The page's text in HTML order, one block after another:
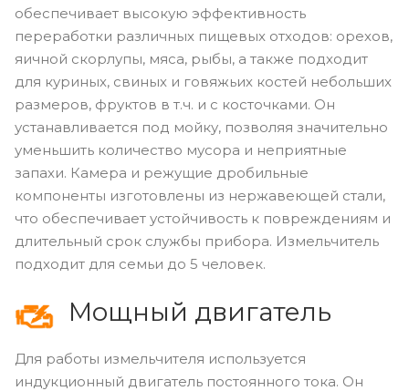
обеспечивает высокую эффективность
переработки различных пищевых отходов: орехов,
яичной скорлупы, мяса, рыбы, а также подходит
для куриных, свиных и говяжьих костей небольших
размеров, фруктов в т.ч. и с косточками. Он
устанавливается под мойку, позволяя значительно
уменьшить количество мусора и неприятные
запахи. Камера и режущие дробильные
компоненты изготовлены из нержавеющей стали,
что обеспечивает устойчивость к повреждениям и
длительный срок службы прибора. Измельчитель
подходит для семьи до 5 человек.
Мощный двигатель
Для работы измельчителя используется
индукционный двигатель постоянного тока. Он